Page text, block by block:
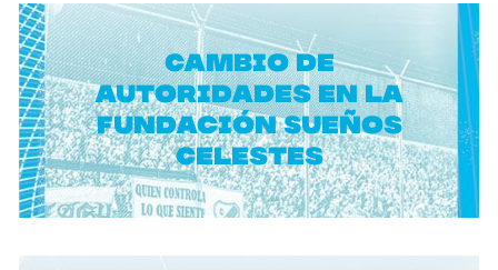
Cambio de
autoridades en la
Fundación Sueños
Celestes